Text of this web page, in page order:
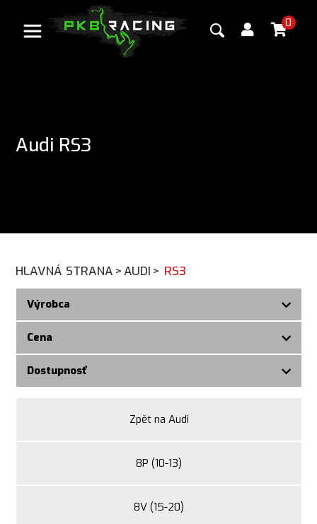
0
Audi RS3
HLAVNÁ STRANA >AUDI > RS3
Výrobca
Cena
Dostupnosť
Zpět na Audi
8P (10-13)
8V (15-20)